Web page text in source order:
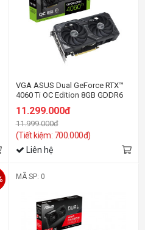
VGA ASUS Dual GeForce RTX™
4060 Ti OC Edition 8GB GDDR6
11.299.000đ
11.999.000đ
(Tiết kiệm: 700.000đ)
Liên hệ
MÃ SP: 0